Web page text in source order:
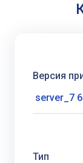
Версия
Тип